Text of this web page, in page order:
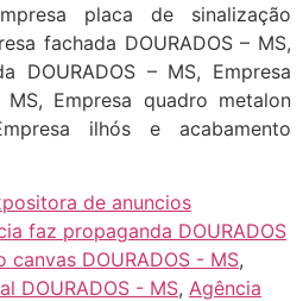
placa de sinalização
fachada DOURADOS – MS,
DOURADOS – MS, Empresa
MS, Empresa quadro metalon
ilhós e acabamento
de anuncios
faz propaganda DOURADOS
canvas DOURADOS - MS,
DOURADOS - MS, Agência